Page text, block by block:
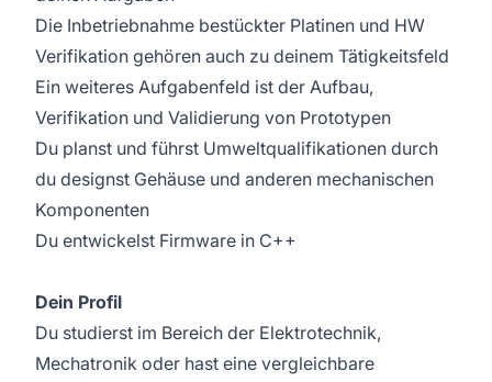
Die Inbetriebnahme bestückter Platinen und HW
Verifikation gehören auch zu deinem Tätigkeitsfeld
Ein weiteres Aufgabenfeld ist der Aufbau,
Verifikation und Validierung von Prototypen
Du planst und führst Umweltqualifikationen durch
du designst Gehäuse und anderen mechanischen
Komponenten
Du entwickelst Firmware in C++
Dein Profil
Du studierst im Bereich der Elektrotechnik,
Mechatronik oder hast eine vergleichbare